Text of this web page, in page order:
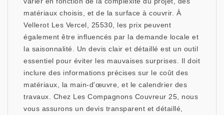
matériaux choisis, et de la surface à couvrir. À
Vellerot Les Vercel, 25530, les prix peuvent
également être influencés par la demande locale et
la saisonnalité. Un devis clair et détaillé est un outil
essentiel pour éviter les mauvaises surprises. Il doit
inclure des informations précises sur le coût des
matériaux, la main-d'œuvre, et le calendrier des
travaux. Chez Les Compagnons Couvreur 25, nous
vous assurons un devis transparent et détaillé,